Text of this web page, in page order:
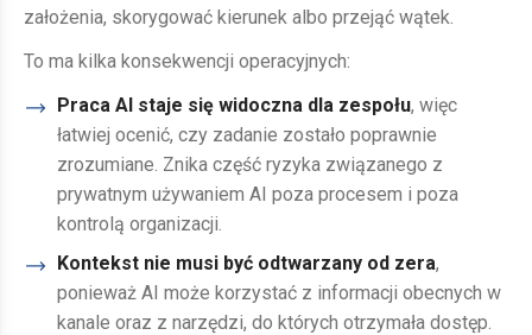
założenia, skorygować kierunek albo przejąć wątek.
To ma kilka konsekwencji operacyjnych:
Praca AI staje się widoczna dla zespołu, więc
łatwiej ocenić, czy zadanie zostało poprawnie
zrozumiane. Znika część ryzyka związanego z
prywatnym używaniem AI poza procesem i poza
kontrolą organizacji.
Kontekst nie musi być odtwarzany od zera,
ponieważ AI może korzystać z informacji obecnych w
kanale oraz z narzędzi, do których otrzymała dostęp.